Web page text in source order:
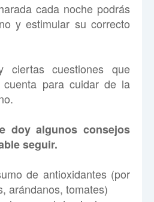
cada noche podrás
y estimular su correcto
ciertas cuestiones que
para cuidar de la
doy algunos consejos
seguir.
de antioxidantes (por
arándanos, tomates)